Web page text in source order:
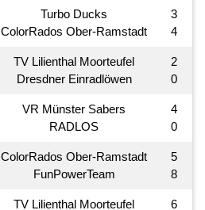
Turbo Ducks
ColorRados Ober-Ramstadt
3
4
TV Lilienthal Moorteufel
Dresdner Einradlöwen
2
0
VR Münster Sabers
RADLOS
4
0
ColorRados Ober-Ramstadt
FunPowerTeam
5
8
TV Lilienthal Moorteufel 6